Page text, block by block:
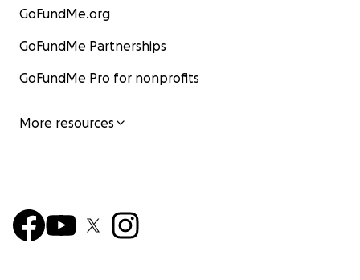
GoFundMe.org
GoFundMe Partnerships
GoFundMe Pro for nonprofits
More resources